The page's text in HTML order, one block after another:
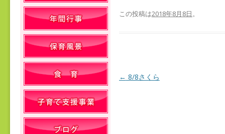
この投稿は2018年8月8日。
投稿ナビゲーション
← 8/8さくら